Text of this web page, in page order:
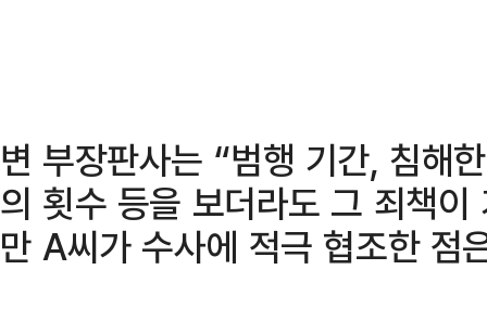
변 부장판사는 “범행 기간, 침해
의 횟수 등을 보더라도 그 죄책
만 A씨가 수사에 적극 협조한 점